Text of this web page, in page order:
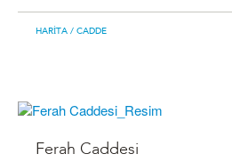
HARITA / CADDE
Ferah Caddesi